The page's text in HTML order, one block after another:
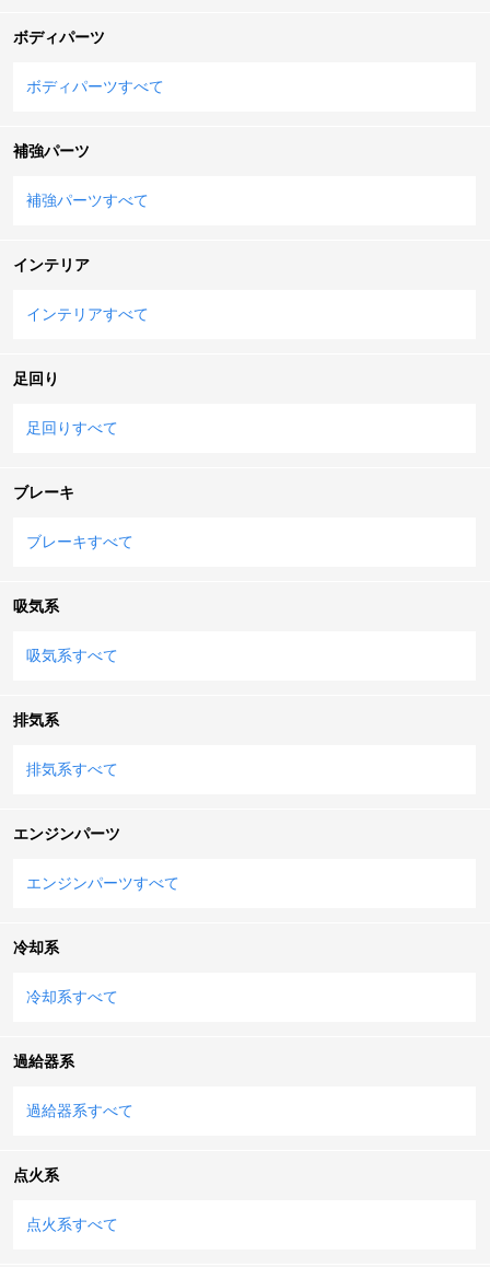
ボディパーツ
ボディパーツすべて
補強パーツ
補強パーツすべて
インテリア
インテリアすべて
足回り
足回りすべて
ブレーキ
ブレーキすべて
吸気系
吸気系すべて
排気系
排気系すべて
エンジンパーツ
エンジンパーツすべて
冷却系
冷却系すべて
過給器系
過給器系すべて
点火系
点火系すべて